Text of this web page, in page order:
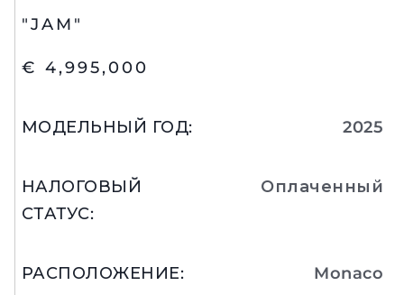
"JAM"
€ 4,995,000
МОДЕЛЬНЫЙ ГОД: 2025
НАЛОГОВЫЙ
СТАТУС:
Оплаченный
РАСПОЛОЖЕНИЕ: Monaco